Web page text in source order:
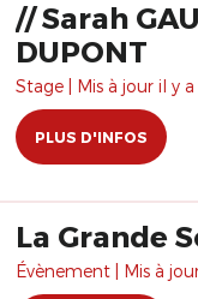
// Sarah GAUTRÉ et Jeannick
DUPONT
Stage | Mis à jour il y
PLUS D'INFOS
La Grande
Évènement | Mis à